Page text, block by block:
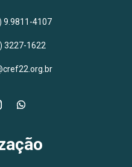
9.9811-4107
3227-1622